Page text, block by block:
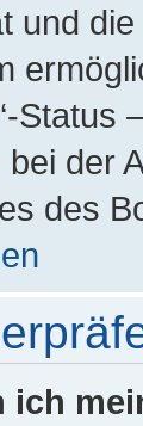
und
Status
bei der
des
ich